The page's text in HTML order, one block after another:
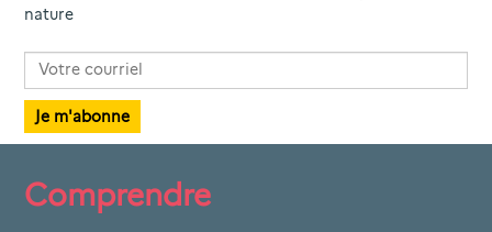
nature
Comprendre